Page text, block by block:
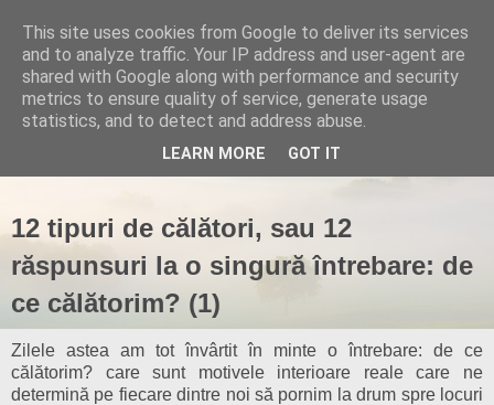
12 tipuri de călători, sau 12
răspunsuri la o singură întrebare: de
ce călătorim? (1)
Zilele astea am tot învârtit în minte o întrebare: de ce
călătorim? care sunt motivele interioare reale care ne
determină pe fiecare dintre noi să pornim la drum spre locuri
This site uses cookies from Google to deliver its services
and to analyze traffic. Your IP address and user-agent are
shared with Google along with performance and security
metrics to ensure quality of service, generate usage
statistics, and to detect and address abuse.
LEARN MORE GOT IT